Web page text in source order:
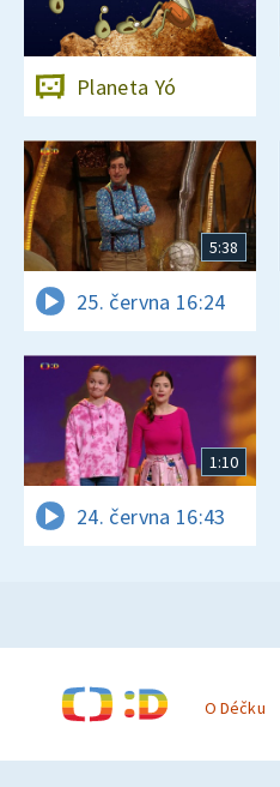
Planeta Yó
5:38
25. června 16:24
1:10
24. června 16:43
O Déčku